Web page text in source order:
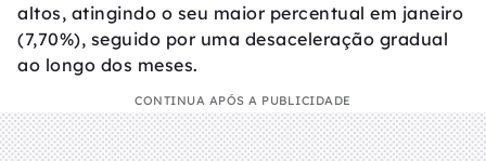
altos, atingindo o seu maior percentual em janeiro
(7,70%), seguido por uma desaceleração gradual
ao longo dos meses.
CONTINUA APÓS A PUBLICIDADE